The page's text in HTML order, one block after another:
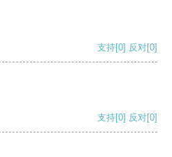
支持[0] 反对[0]
支持[0] 反对[0]